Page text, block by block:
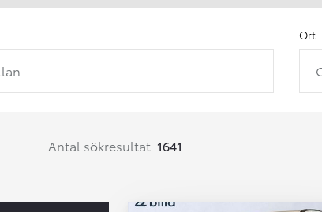
Corolla
HYBRID
Ort
Antal sökresultat 1641